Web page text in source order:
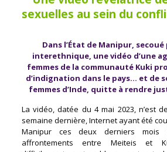
sexuelles au sein du
Dans l’État de Manipur,
interethnique, une vidéo d’une
femmes de la communauté Kuki
d’indignation dans le pays… et de
femmes d’Inde, quitte à rendre
La vidéo, datée du 4 mai 2023, n’est
semaine dernière, Internet ayant été
Manipur ces deux derniers mois
affrontements entre Meiteis et